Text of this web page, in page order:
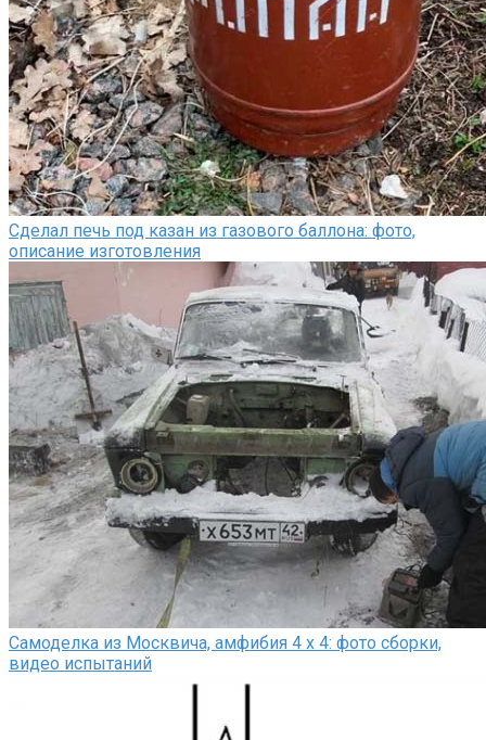
Сделал печь под казан из газового баллона: фото,
описание изготовления
Самоделка из Москвича, амфибия 4 х 4: фото сборки,
видео испытаний